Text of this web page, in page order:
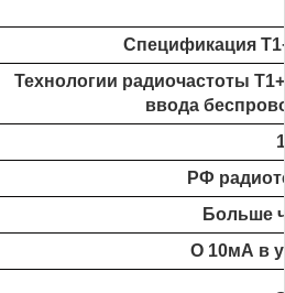
Спецификация
Технологии радиочастоты
ввода
РФ
Больше
О 10мА в